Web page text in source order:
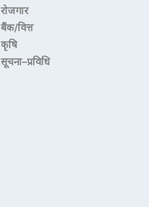
रोजगार
बैंक/वित्त
कृषि
सूचना–प्रविधि